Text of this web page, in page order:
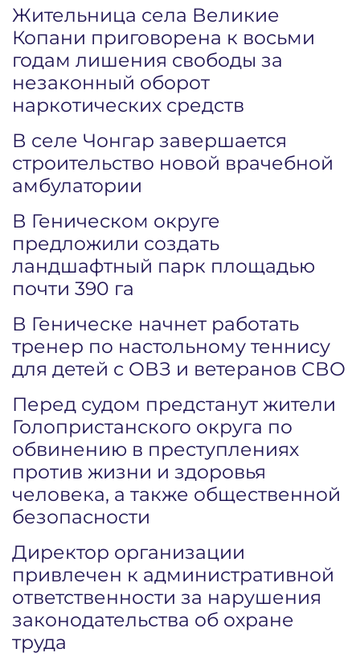
Жительница села Великие
Копани приговорена к восьми
годам лишения свободы за
незаконный оборот
наркотических средств
В селе Чонгар завершается
строительство новой врачебной
амбулатории
В Геническом округе
предложили создать
ландшафтный парк площадью
почти 390 га
В Геническе начнет работать
тренер по настольному теннису
для детей с ОВЗ и ветеранов СВО
Перед судом предстанут жители
Голопристанского округа по
обвинению в преступлениях
против жизни и здоровья
человека, а также общественной
безопасности
Директор организации
привлечен к административной
ответственности за нарушения
законодательства об охране
труда